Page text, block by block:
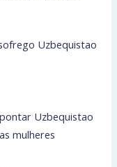
Uzbequistao
Uzbequistao
mulheres